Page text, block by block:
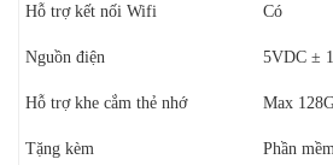
Hỗ trợ kết nối Wifi Có
Nguồn điện 5VDC ±
Hỗ trợ khe cắm thẻ nhớ Max
Tặng kèm
Phần